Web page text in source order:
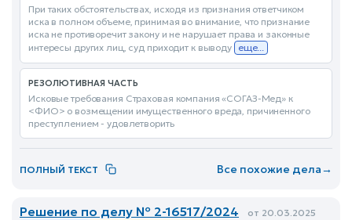
При таких обстоятельствах, исходя из признания ответчиком
иска в полном объеме, принимая во внимание, что признание
иска не противоречит закону и не нарушает права и законные
интересы других лиц, суд приходит к выводу еще...
РЕЗОЛЮТИВНАЯ ЧАСТЬ
Исковые требования Страховая компания «СОГАЗ-Мед» к
<ФИО> о возмещении имущественного вреда, причиненного
преступлением - удовлетворить
ПОЛНЫЙ ТЕКСТ Все похожие дела→
Решение по делу № 2-16517/2024 от 20.03.2025